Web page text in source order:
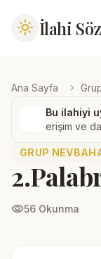
light_mode İlahi
Ana Sayfa chevron_right
Bu ilahiyi
erişim ve
GRUP
visibility56 Okunma